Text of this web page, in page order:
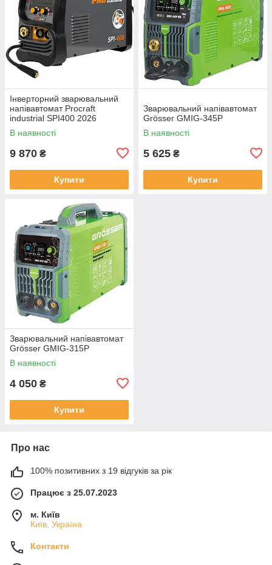
Інверторний зварювальний
напівавтомат Procraft
industrial SPI400 2026
В наявності
9 870 ₴
Купити
Зварювальний напівавтомат
Grösser GMIG-345P
В наявності
5 625 ₴
Купити
Зварювальний напівавтомат
Grösser GMIG-315P
В наявності
4 050 ₴
Купити
Про нас
100% позитивних з 19 відгуків за рік
Працює з 25.07.2023
м. Київ
Київ, Україна
Контакти